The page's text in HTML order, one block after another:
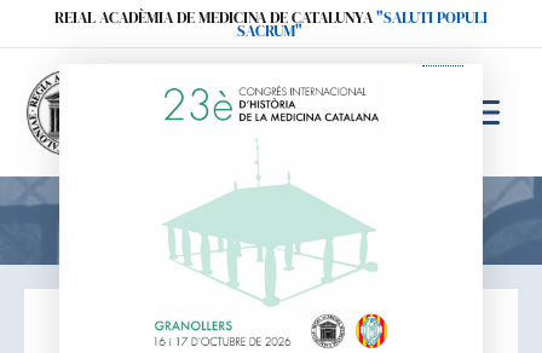
REIAL ACADÈMIA DE MEDICINA DE CATALUNYA"SALUTI POPULI
SACRUM"
Acadèmics